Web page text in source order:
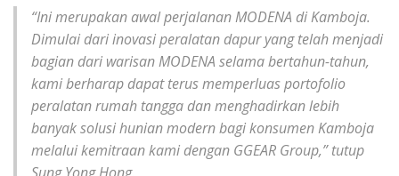
“Ini merupakan awal perjalanan MODENA di Kamboja.
Dimulai dari inovasi peralatan dapur yang telah menjadi
bagian dari warisan MODENA selama bertahun-tahun,
kami berharap dapat terus memperluas portofolio
peralatan rumah tangga dan menghadirkan lebih
banyak solusi hunian modern bagi konsumen Kamboja
melalui kemitraan kami dengan GGEAR Group,” tutup
Sung Yong Hong.